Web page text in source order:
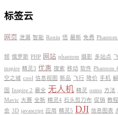
标签云
网页 泄漏 智能 Ronin 悟 最新 免费
频 俄罗斯 PHP 网站 phantom 摄影 多站点
inspire 精灵3 优惠 搜索 移动 软件 Phantom
空之城 cool 信息视图 新品 飞行 降价 手机
国 Inspire 2 最全 无人机 精灵 osmo 方法
Mavic 大赛 全新 精灵4 石头剪刀布 促销 教程
会 3D javascript 应用 精灵5 DJI 信息图表